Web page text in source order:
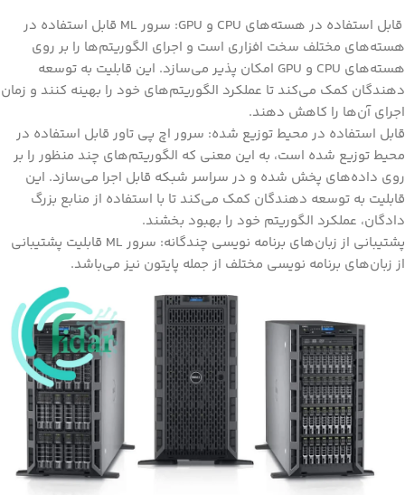
قابل استفاده در هسته‌های CPU و GPU: سرور ML قابل استفاده در
هسته‌های مختلف سخت افزاری است و اجرای الگوریتم‌ها را بر روی
هسته‌های CPU و GPU امکان پذیر می‌سازد. این قابلیت به توسعه
دهندگان کمک می‌کند تا عملکرد الگوریتم‌های خود را بهینه کنند و زمان
اجرای آن‌ها را کاهش دهند.
قابل استفاده در محیط توزیع شده: سرور اچ پی تاور قابل استفاده در
محیط توزیع شده است، به این معنی که الگوریتم‌های چند منظور را بر
روی داده‌های پخش شده و در سراسر شبکه قابل اجرا می‌سازد. این
قابلیت به توسعه دهندگان کمک می‌کند تا با استفاده از منابع بزرگ
دادگان، عملکرد الگوریتم خود را بهبود بخشند.
پشتیبانی از زبان‌های برنامه نویسی چندگانه: سرور ML قابلیت پشتیبانی
از زبان‌های برنامه نویسی مختلف از جمله پایتون نیز می‌باشد.